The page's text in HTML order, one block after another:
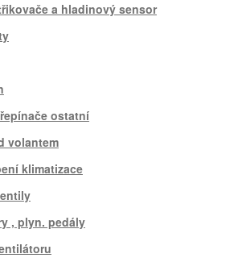
a hladinový sensor
ostatní
volantem
klimatizace
, plyn. pedály